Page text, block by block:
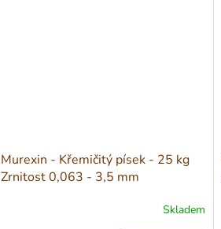
Murexin - Křemičitý písek - 25 kg
Zrnitost 0,063 - 3,5 mm
Skladem